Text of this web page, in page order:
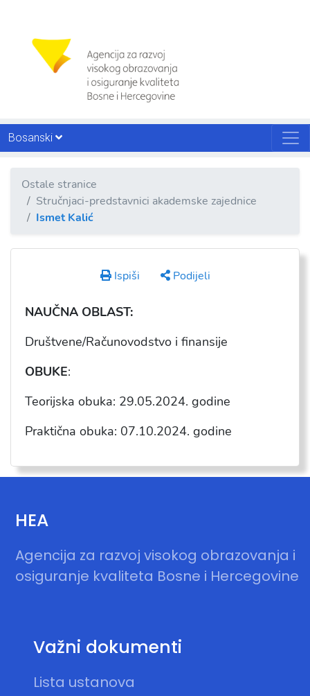
Bosanski
Ostale stranice
Stručnjaci-predstavnici akademske zajednice
Ismet Kalić
Ispiši Podijeli
NAUČNA OBLAST:
Društvene/Računovodstvo i finansije
OBUKE:
Teorijska obuka: 29.05.2024. godine
Praktična obuka: 07.10.2024. godine
HEA
Agencija za razvoj visokog obrazovanja i
osiguranje kvaliteta Bosne i Hercegovine
Važni dokumenti
Lista ustanova